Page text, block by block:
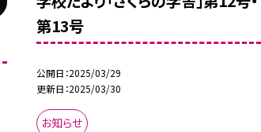
第13号
公開日 2025/03/29
更新日 2025/03/30
お知らせ